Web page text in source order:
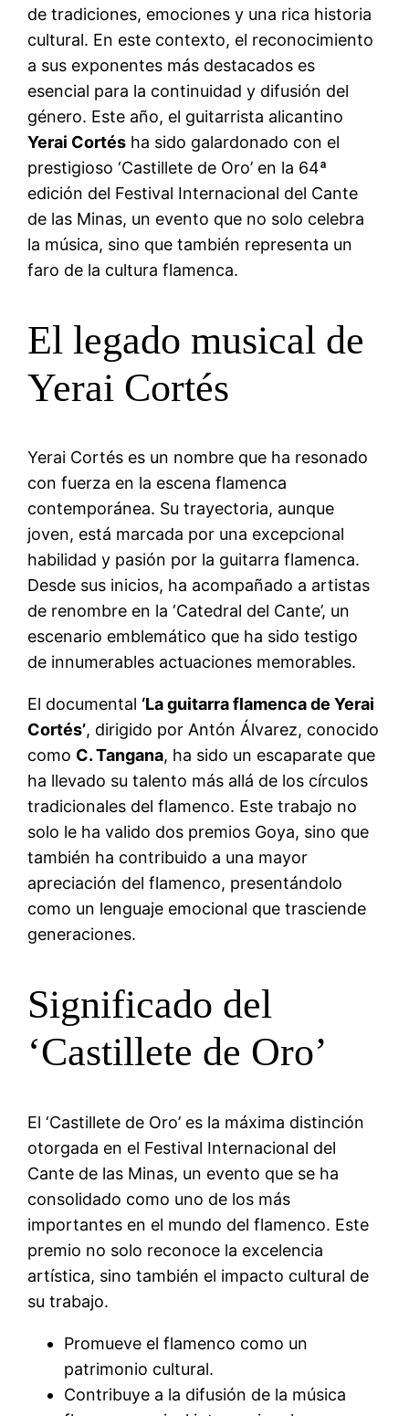
de tradiciones, emociones y una rica historia
cultural. En este contexto, el reconocimiento
a sus exponentes más destacados es
esencial para la continuidad y difusión del
género. Este año, el guitarrista alicantino
Yerai Cortés ha sido galardonado con el
prestigioso ‘Castillete de Oro’ en la 64ª
edición del Festival Internacional del Cante
de las Minas, un evento que no solo celebra
la música, sino que también representa un
faro de la cultura flamenca.
El legado musical de
Yerai Cortés
Yerai Cortés es un nombre que ha resonado
con fuerza en la escena flamenca
contemporánea. Su trayectoria, aunque
joven, está marcada por una excepcional
habilidad y pasión por la guitarra flamenca.
Desde sus inicios, ha acompañado a artistas
de renombre en la ‘Catedral del Cante’, un
escenario emblemático que ha sido testigo
de innumerables actuaciones memorables.
El documental ‘La guitarra flamenca de Yerai
Cortés’, dirigido por Antón Álvarez, conocido
como C. Tangana, ha sido un escaparate que
ha llevado su talento más allá de los círculos
tradicionales del flamenco. Este trabajo no
solo le ha valido dos premios Goya, sino que
también ha contribuido a una mayor
apreciación del flamenco, presentándolo
como un lenguaje emocional que trasciende
generaciones.
Significado del
‘Castillete de Oro’
El ‘Castillete de Oro’ es la máxima distinción
otorgada en el Festival Internacional del
Cante de las Minas, un evento que se ha
consolidado como uno de los más
importantes en el mundo del flamenco. Este
premio no solo reconoce la excelencia
artística, sino también el impacto cultural de
su trabajo.
Promueve el flamenco como un
patrimonio cultural.
Contribuye a la difusión de la música